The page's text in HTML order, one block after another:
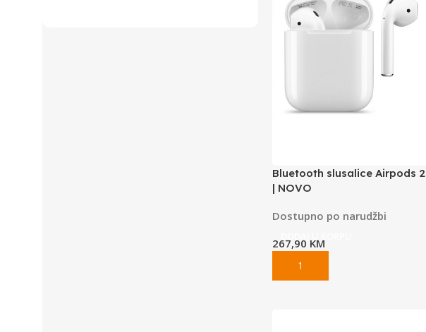
Bluetooth slusalice Airpods 2
| NOVO
Dostupno po narudžbi
267,90 KM